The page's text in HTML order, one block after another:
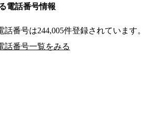
電話番号情報
番号は244,005件登録されています。
話番号一覧をみる